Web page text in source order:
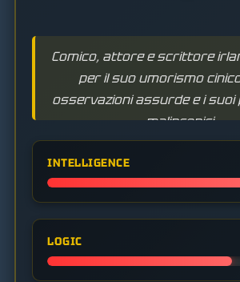
Comico, attore e scrittore
per il suo umorismo
osservazioni assurde e i suoi
malinconici.
INTELLIGENCE
LOGIC